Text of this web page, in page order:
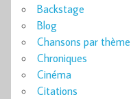
Backstage
Blog
Chansons par thème
Chroniques
Cinéma
Citations